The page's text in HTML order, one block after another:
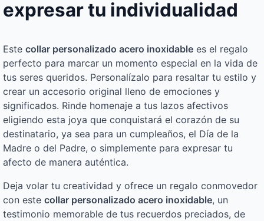
expresar tu individualidad
Este collar personalizado acero inoxidable es el regalo
perfecto para marcar un momento especial en la vida de
tus seres queridos. Personalízalo para resaltar tu estilo y
crear un accesorio original lleno de emociones y
significados. Rinde homenaje a tus lazos afectivos
eligiendo esta joya que conquistará el corazón de su
destinatario, ya sea para un cumpleaños, el Día de la
Madre o del Padre, o simplemente para expresar tu
afecto de manera auténtica.
Deja volar tu creatividad y ofrece un regalo conmovedor
con este collar personalizado acero inoxidable, un
testimonio memorable de tus recuerdos preciados, de